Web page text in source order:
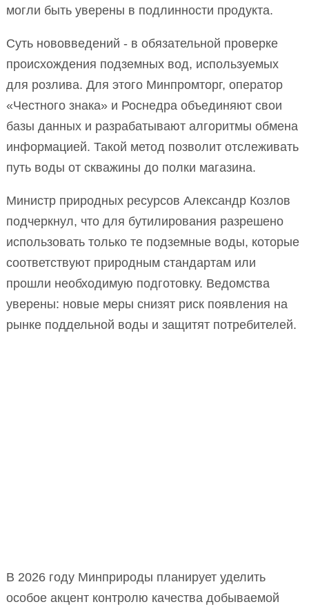
могли быть уверены в подлинности продукта.
Суть нововведений - в обязательной проверке
происхождения подземных вод, используемых
для розлива. Для этого Минпромторг, оператор
«Честного знака» и Роснедра объединяют свои
базы данных и разрабатывают алгоритмы обмена
информацией. Такой метод позволит отслеживать
путь воды от скважины до полки магазина.
Министр природных ресурсов Александр Козлов
подчеркнул, что для бутилирования разрешено
использовать только те подземные воды, которые
соответствуют природным стандартам или
прошли необходимую подготовку. Ведомства
уверены: новые меры снизят риск появления на
рынке поддельной воды и защитят потребителей.
В 2026 году Минприроды планирует уделить
особое акцент контролю качества добываемой